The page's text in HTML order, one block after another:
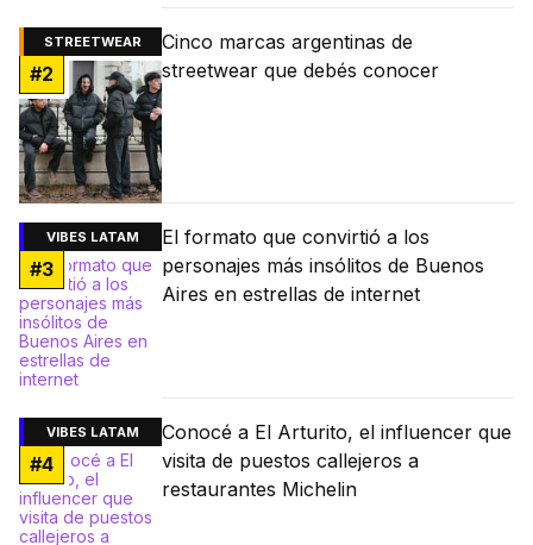
STREETWEAR
#2
Cinco marcas argentinas de
streetwear que debés conocer
VIBES LATAM
#3
El formato que convirtió a los
personajes más insólitos de Buenos
Aires en estrellas de internet
VIBES LATAM
#4
Conocé a El Arturito, el influencer que
visita de puestos callejeros a
restaurantes Michelin